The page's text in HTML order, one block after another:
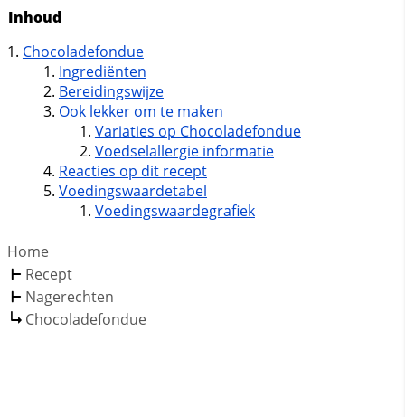
Inhoud
Chocoladefondue
Ingrediënten
Bereidingswijze
Ook lekker om te maken
Variaties op Chocoladefondue
Voedselallergie informatie
Reacties op dit recept
Voedingswaardetabel
Voedingswaardegrafiek
Home
Recept
Nagerechten
Chocoladefondue